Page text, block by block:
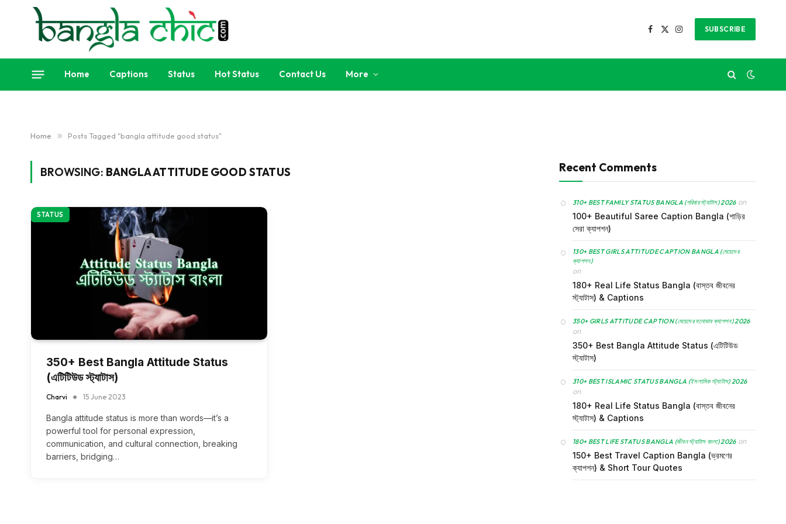
Facebook
X
Instagram
SUBSCRIBE
Home Captions Status Hot Status Contact Us More
Home » Posts Tagged "bangla attitude good status"
BROWSING: BANGLA ATTITUDE GOOD STATUS
STATUS
350+ Best Bangla Attitude Status
(এটিটিউড স্ট্যাটাস)
Charvi 15 June 2023
Bangla attitude status is more than words—it’s a
powerful tool for personal expression,
communication, and cultural connection, breaking
barriers, bridging…
Recent Comments
310+ BEST FAMILY STATUS BANGLA (পরিবার স্ট্যাটাস) 2026on
100+ Beautiful Saree Caption Bangla (শাড়ির
সেরা ক্যাপশন)
130+ BEST GIRLS ATTITUDE CAPTION BANGLA (মেয়েদের
ক্যাপশন)
on
180+ Real Life Status Bangla (বাস্তব জীবনের
স্ট্যাটাস) & Captions
350+ GIRLS ATTITUDE CAPTION (মেয়েদের মনোভাব ক্যাপশন) 2026
on
350+ Best Bangla Attitude Status (এটিটিউড
স্ট্যাটাস)
310+ BEST ISLAMIC STATUS BANGLA (ইসলামিক স্ট্যাটাস) 2026
on
180+ Real Life Status Bangla (বাস্তব জীবনের
স্ট্যাটাস) & Captions
180+ BEST LIFE STATUS BANGLA (জীবন স্ট্যাটাস বাংলা) 2026on
150+ Best Travel Caption Bangla (ভ্রমণের
ক্যাপশন) & Short Tour Quotes